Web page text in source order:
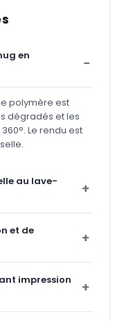
en
polymère est
dégradés et les
Le rendu est
au lave-
et de
impression